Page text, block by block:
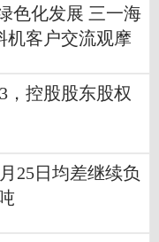
色化发展 三一海
机客户交流观摩
，控股股东股权
25日均差继续负